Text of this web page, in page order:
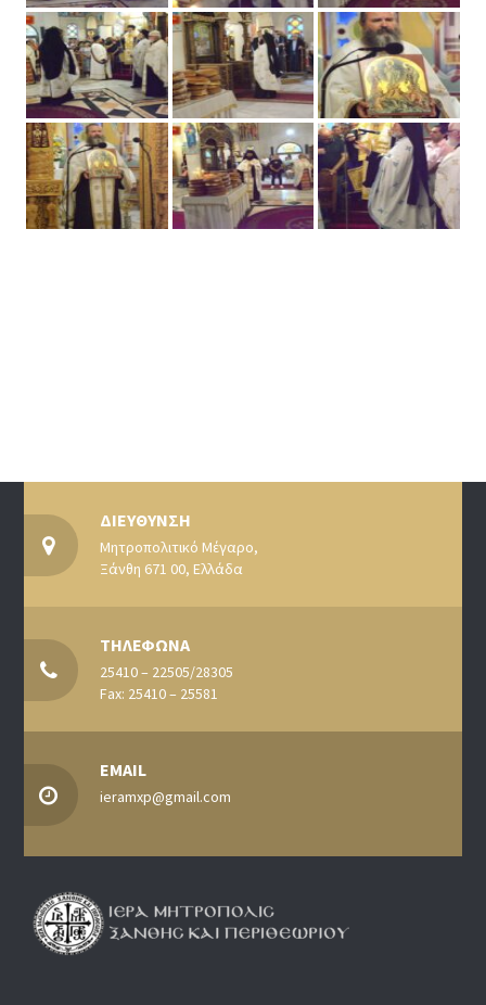
ΔΙΕΥΘΥΝΣΗ
Μητροπολιτικό Μέγαρο,
Ξάνθη 671 00, Ελλάδα
ΤΗΛΕΦΩΝΑ
25410 – 22505/28305
Fax: 25410 – 25581
EMAIL
ieramxp@gmail.com